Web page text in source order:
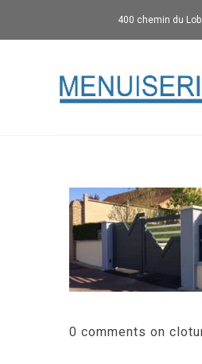
400 chemin du
0 comments on